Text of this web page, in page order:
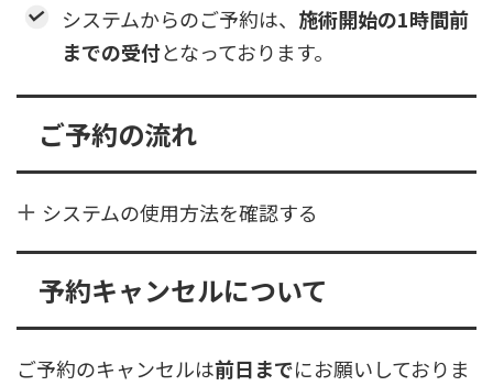
システムからのご予約は、 施術開始の1時間前
までの受付となっております。
ご予約の流れ
システムの使用方法を確認する
予約キャンセルについて
ご予約のキャンセルは前日までにお願いしておりま